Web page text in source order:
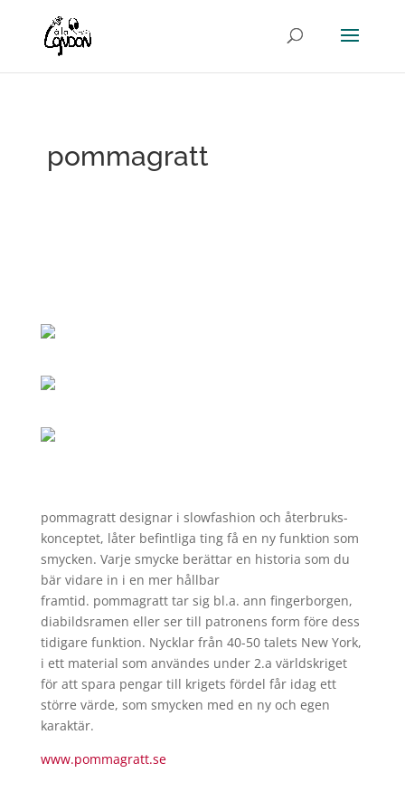
pommagratt
pommagrattdesignar i slowfashion och återbruks-
konceptet, låter befintliga ting få en ny funktion som
smycken. Varje smycke berättar en historia som du
bär vidare in i en mer hållbar
framtid. pommagratttar sig bl.a. ann fingerborgen,
diabildsramen eller ser till patronens form före dess
tidigare funktion. Nycklar från 40-50 talets New York,
i ett material som användes under 2.a världskriget
för attspara pengar till krigets fördel får idag ett
större värde, som smycken med en ny och egen
karaktär.
www.pommagratt.se